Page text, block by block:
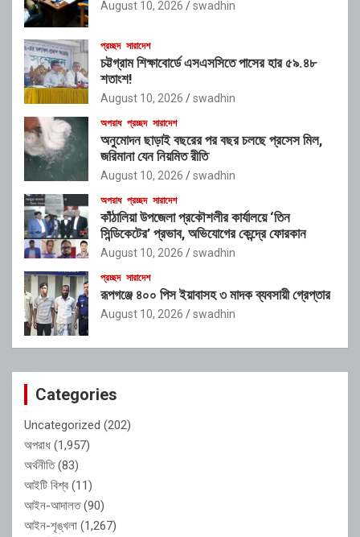
August 10, 2026 swadhin
প্রচ্ছদ সারাদেশ
চট্টগ্রাম শিক্ষাবোর্ডে এসএসসিতে পাসের হার ৫৯.৪৮
শতাংশ!
August 10, 2026 swadhin
অপরাধ প্রচ্ছদ সারাদেশ
অনুমোদন ছাড়াই বছরের পর বছর চলছে প্রসেস মিল,
জরিমানা যেন নিয়মিত রীতি
August 10, 2026 swadhin
অপরাধ প্রচ্ছদ সারাদেশ
কাঁঠালিয়া উপজেলা প্রকৌশলীর কার্যালয়ে ‘তিন
সিন্ডিকেটের’ প্রভাব, অভিযোগের কেন্দ্রে ফোরকান
August 10, 2026 swadhin
প্রচ্ছদ সারাদেশ
রূপগঞ্জে ৪০০ পিস ইয়াবাসহ ৩ মাদক ব্যবসায়ী গ্রেপ্তার
August 10, 2026 swadhin
Categories
Uncategorized (202)
অপরাধ (1,957)
অর্থনীতি(83)
আইটি বিশ্ব (11)
আইন-আদালত(90)
আইন-শৃঙ্খলা (1,267)